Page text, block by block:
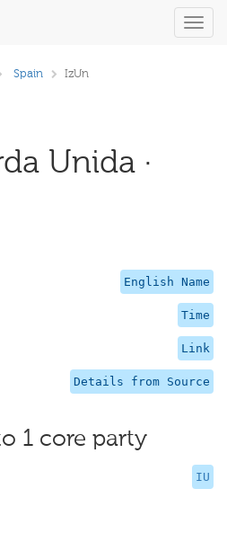
Spain IzUn
Unida ·
English Name
Time
Link
Details from Source
1 core party
IU